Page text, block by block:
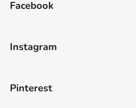
Facebook
Instagram
Pinterest